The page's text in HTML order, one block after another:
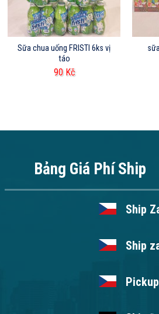
Sữa chua uống FRISTI 6ks vị
táo
90 Kč
Bảng Giá Phí Ship
Ship
Ship